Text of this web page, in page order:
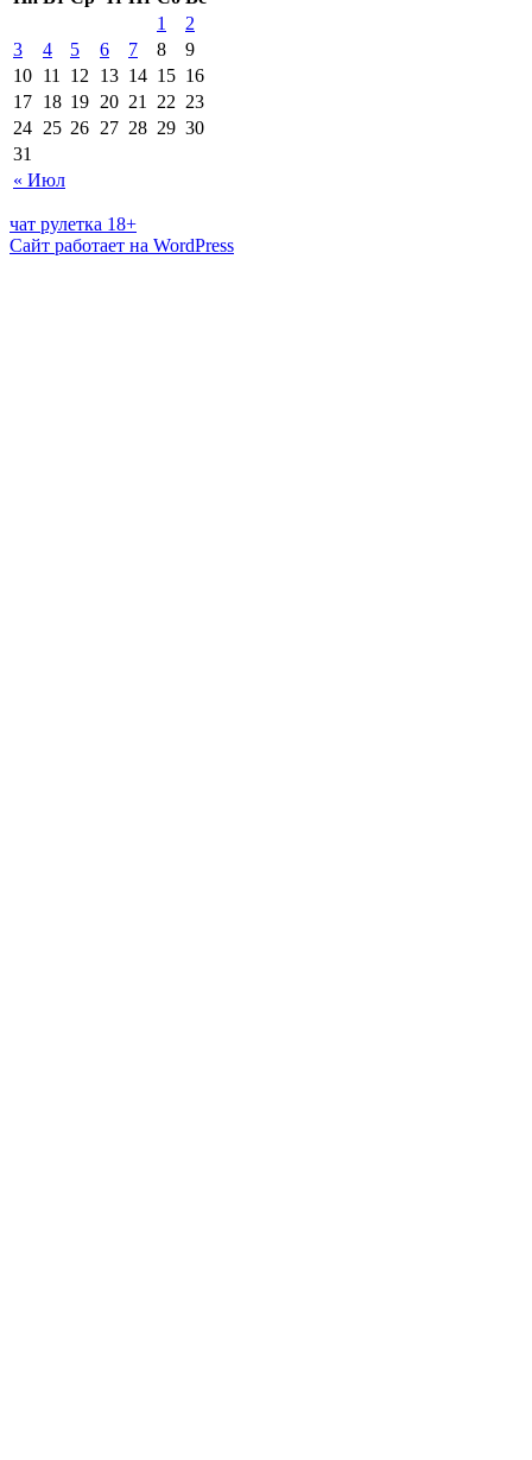
« Июл
1
2
3
4 5 6 7 8
9
10 11 12 13 14 15 16
17 18 19 20 21 22 23
24 25 26 27 28 29 30
31
чат рулетка 18+
Сайт работает на WordPress